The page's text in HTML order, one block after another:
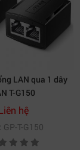
LAN qua 1 dây
T-G150
hệ
GP-T-G150